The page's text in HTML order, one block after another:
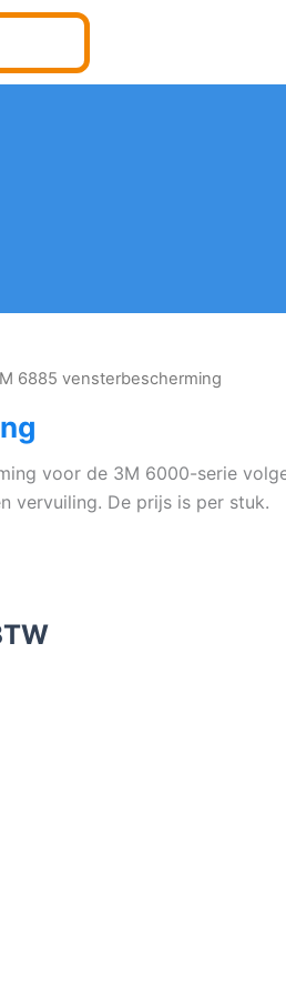
6885 vensterbescherming
voor de 3M 6000-serie
vervuiling. De prijs is per stuk.